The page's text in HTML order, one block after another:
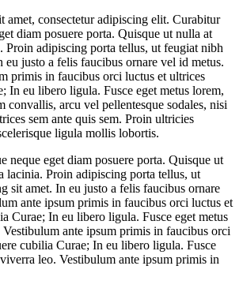
amet, consectetur adipiscing elit. Curabitur
diam posuere porta. Quisque ut nulla at
Proin adipiscing porta tellus, ut feugiat nibh
eu justo a felis faucibus ornare vel id metus.
primis in faucibus orci luctus et ultrices
In eu libero ligula. Fusce eget metus lorem,
convallis, arcu vel pellentesque sodales, nisi
sem ante quis sem. Proin ultricies
ligula mollis lobortis.
neque eget diam posuere porta. Quisque ut
lacinia. Proin adipiscing porta tellus, ut
sit amet. In eu justo a felis faucibus ornare
ante ipsum primis in faucibus orci luctus et
Curae; In eu libero ligula. Fusce eget metus
ante ipsum primis in faucibus orci
cubilia Curae; In eu libero ligula. Fusce
leo. Vestibulum ante ipsum primis in